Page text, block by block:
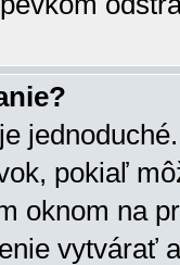
pokiaľ
oknom na
vytvárať